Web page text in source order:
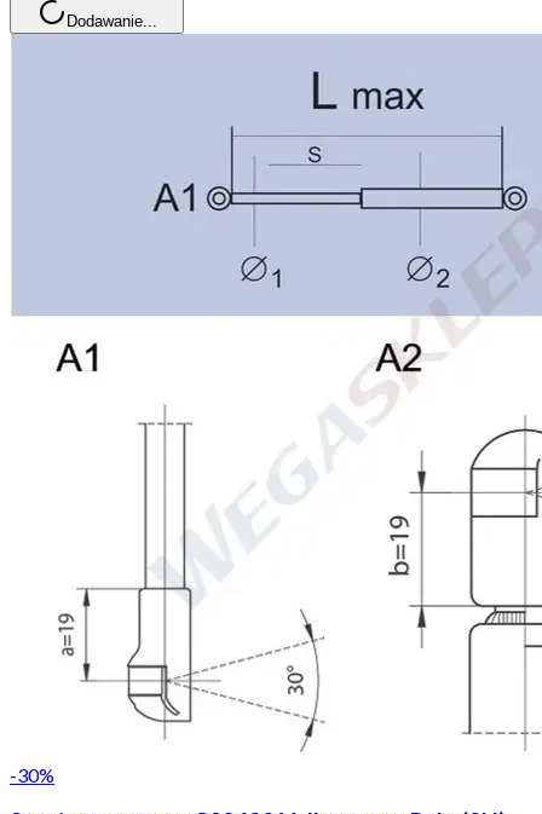
Dodawanie...
-30%